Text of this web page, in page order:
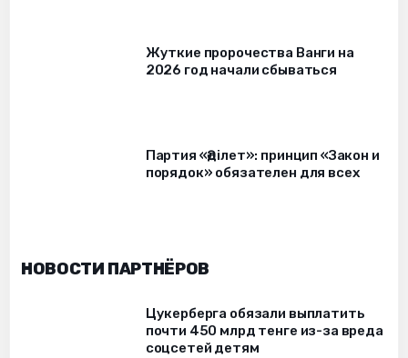
Жуткие пророчества Ванги на
2026 год начали сбываться
Партия «Әділет»: принцип «Закон и
порядок» обязателен для всех
НОВОСТИ ПАРТНЁРОВ
Цукерберга обязали выплатить
почти 450 млрд тенге из-за вреда
соцсетей детям